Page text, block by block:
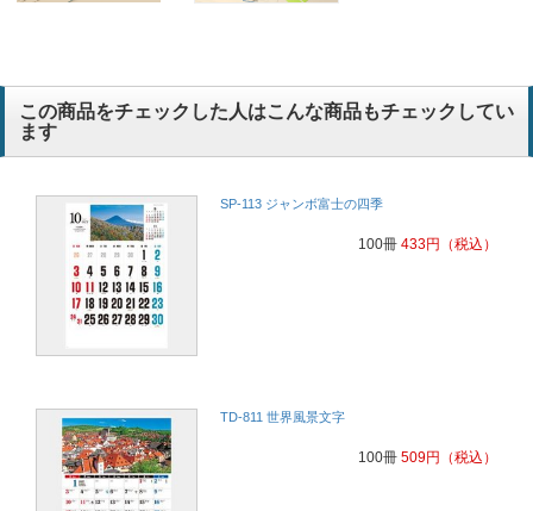
この商品をチェックした人はこんな商品もチェックしてい
ます
SP-113 ジャンボ富士の四季
100冊 433円 （税込）
TD-811 世界風景文字
100冊 509円 （税込）